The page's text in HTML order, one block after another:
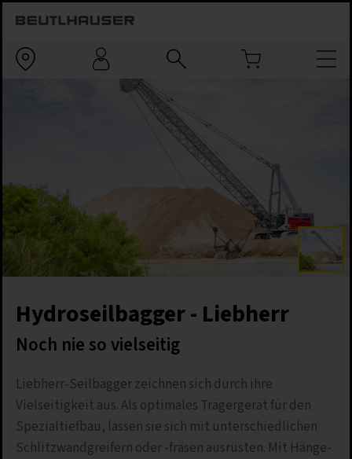
Hydroseilbagger - Liebherr
Noch nie so vielseitig
Liebherr-Seilbagger zeichnen sich durch ihre
Vielseitigkeit aus. Als optimales Trägergerät für den
Spezialtiefbau, lassen sie sich mit unterschiedlichen
Schlitzwandgreifern oder -fräsen ausrüsten. Mit Hänge-